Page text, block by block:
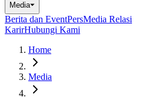
Media⏷
Berita dan EventPersMedia Relasi
KarirHubungi Kami
Home
Media